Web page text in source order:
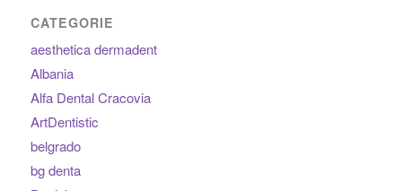
CATEGORIE
aesthetica dermadent
Albania
Alfa Dental Cracovia
ArtDentistic
belgrado
bg denta